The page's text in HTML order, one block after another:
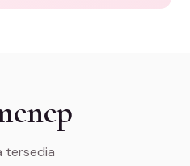
tersedia